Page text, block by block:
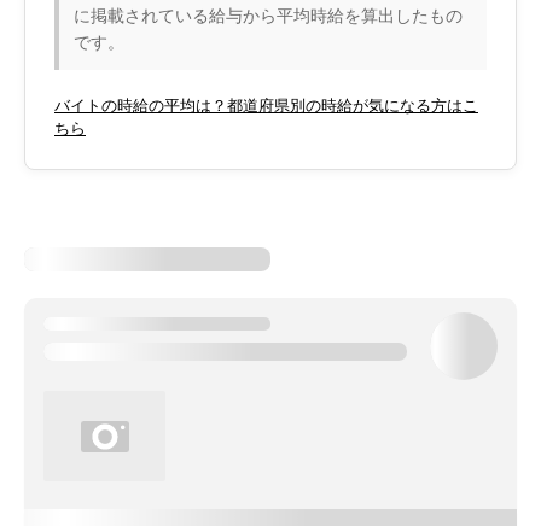
に掲載されている給与から平均時給を算出したもの
です。
バイトの時給の平均は？都道府県別の時給が気になる方はこ
ちら